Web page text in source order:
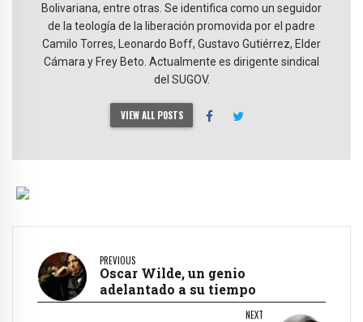
Bolivariana, entre otras. Se identifica como un seguidor
de la teología de la liberación promovida por el padre
Camilo Torres, Leonardo Boff, Gustavo Gutiérrez, Elder
Cámara y Frey Beto. Actualmente es dirigente sindical
del SUGOV.
VIEW ALL POSTS
PREVIOUS
Oscar Wilde, un genio
adelantado a su tiempo
NEXT